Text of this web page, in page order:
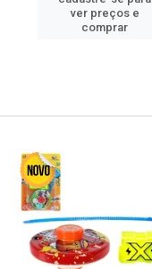
ver preços e
comprar